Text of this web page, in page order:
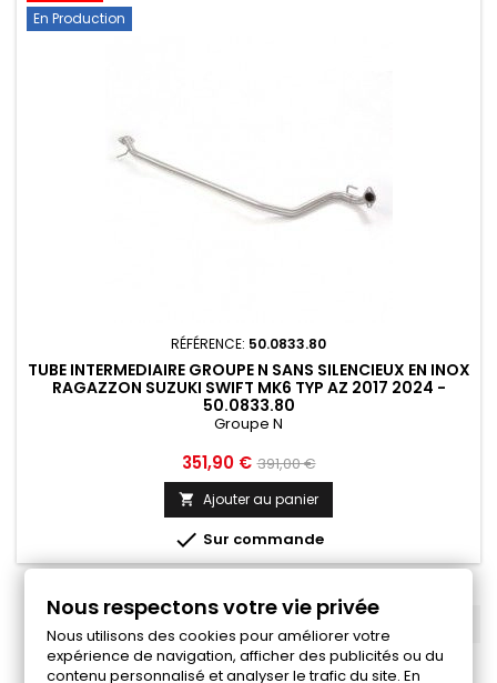
En Production
RÉFÉRENCE: 50.0833.80
TUBE INTERMEDIAIRE GROUPE N SANS SILENCIEUX EN INOX
RAGAZZON SUZUKI SWIFT MK6 TYP AZ 2017 2024 -
50.0833.80
Groupe N
Prix
351,90 € Prix
de
base
391,00 €
 Ajouter au panier
 Sur commande
Nous respectons votre vie privée
Nous utilisons des cookies pour améliorer votre
expérience de navigation, afficher des publicités ou du
contenu personnalisé et analyser le trafic du site. En